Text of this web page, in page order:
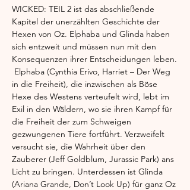
WICKED: TEIL 2 ist das abschließende
Kapitel der unerzählten Geschichte der
Hexen von Oz. Elphaba und Glinda haben
sich entzweit und müssen nun mit den
Konsequenzen ihrer Entscheidungen leben.
in die Freiheit), die inzwischen als Böse
Hexe des Westens verteufelt wird, lebt im
Exil in den Wäldern, wo sie ihren Kampf für
die Freiheit der zum Schweigen
gezwungenen Tiere fortführt. Verzweifelt
versucht sie, die Wahrheit über den
Zauberer (Jeff Goldblum, Jurassic Park) ans
Licht zu bringen. Unterdessen ist Glinda
(Ariana Grande, Don’t Look Up) für ganz Oz